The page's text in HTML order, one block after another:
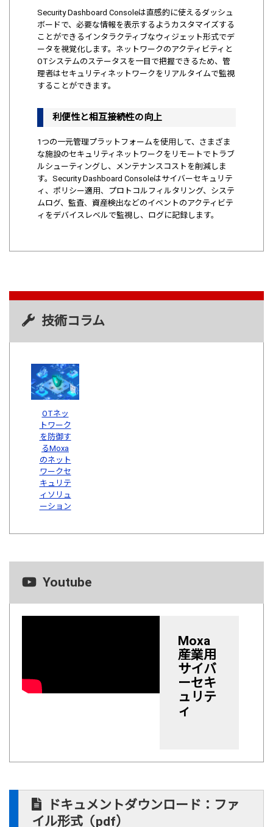
Security Dashboard Consoleは直感的に使えるダッシュ
ボードで、必要な情報を表示するようカスタマイズする
ことができるインタラクティブなウィジェット形式でデ
ータを視覚化します。ネットワークのアクティビティと
OTシステムのステータスを一目で把握できるため、管
理者はセキュリティネットワークをリアルタイムで監視
することができます。
利便性と相互接続性の向上
1つの一元管理プラットフォームを使用して、さまざま
な施設のセキュリティネットワークをリモートでトラブ
ルシューティングし、メンテナンスコストを削減しま
す。Security Dashboard Consoleはサイバーセキュリテ
ィ、ポリシー適用、プロトコルフィルタリング、システ
ムログ、監査、資産検出などのイベントのアクティビテ
ィをデバイスレベルで監視し、ログに記録します。
技術コラム
OTネッ
トワーク
を防御す
るMoxa
のネット
ワークセ
キュリテ
ィソリュ
ーション
Youtube
Moxa
産業用
サイバ
ーセキ
ュリテ
ィ
ドキュメントダウンロード：ファ
イル形式（pdf）